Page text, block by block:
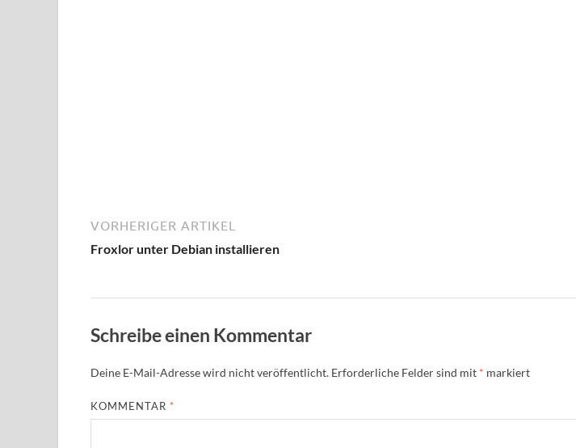
VORHERIGER ARTIKEL
Froxlor unter Debian installieren
Schreibe einen Kommentar
Deine E-Mail-Adresse wird nicht veröffentlicht. Erforderliche Felder sind mit * markiert
KOMMENTAR *